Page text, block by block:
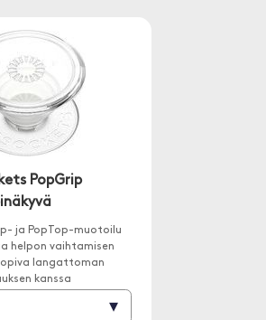
PopGrip
ja PopTop-muotoilu
helpon vaihtamisen
langattoman
kanssa
▾